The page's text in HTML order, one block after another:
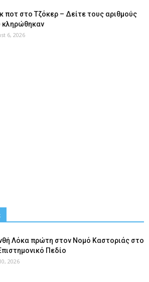
ποτ στο Τζόκερ – Δείτε τους αριθμούς
κληρώθηκαν
6, 2026
Λόκα πρώτη στον Νομό Καστοριάς στο
Πεδίο
2026